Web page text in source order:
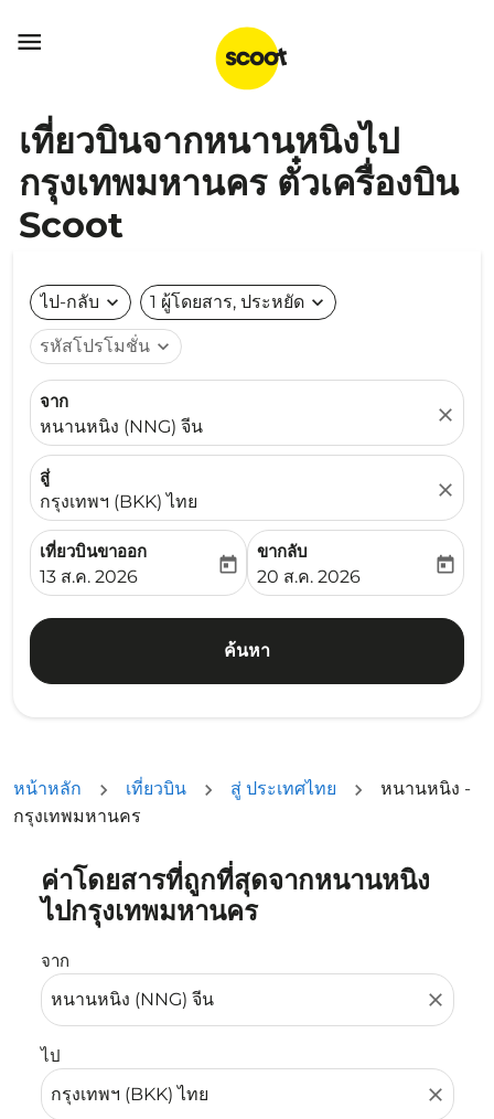

เที่ยวบินจากหนานหนิงไป
กรุงเทพมหานคร ตั๋วเครื่องบิน
Scoot
ไป-กลับ expand_more 1 ผู้โดยสาร, ประหยัด expand_more
รหัสโปรโมชั่น expand_more
จาก
หนานหนิง (NNG) จีน
close
สู่
กรุงเทพฯ (BKK) ไทย
close
เที่ยวบินขาออก
fc-booking-departure-date-aria-label
13 ส.ค. 2026
today
ขากลับ
fc-booking-return-date-
20 ส.ค. 2026
today
ค้นหา
หน้าหลัก เที่ยวบิน สู่ ประเทศไทย
หนานหนิง -
กรุงเทพมหานคร
ค่าโดยสารที่ถูกที่สุดจากหนานหนิง
ไปกรุงเทพมหานคร
จาก
close
ไป
close
ลองอัปเดตเส้นทางของคุณ (ต้นทางและ/หรือปลายทาง) หรื